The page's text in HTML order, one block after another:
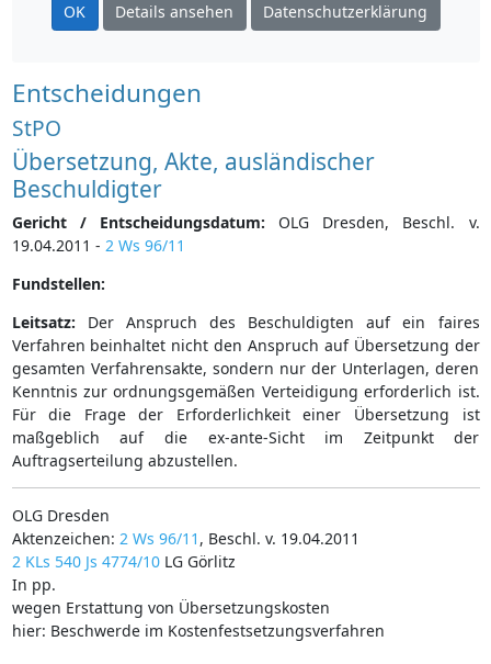
OK Details ansehen Datenschutzerklärung
Entscheidungen
StPO
Übersetzung, Akte, ausländischer
Beschuldigter
Gericht / Entscheidungsdatum: OLG Dresden, Beschl. v.
19.04.2011 - 2 Ws 96/11
Fundstellen:
Leitsatz: Der Anspruch des Beschuldigten auf ein faires
Verfahren beinhaltet nicht den Anspruch auf Übersetzung der
gesamten Verfahrensakte, sondern nur der Unterlagen, deren
Kenntnis zur ordnungsgemäßen Verteidigung erforderlich ist.
Für die Frage der Erforderlichkeit einer Übersetzung ist
maßgeblich auf die ex-ante-Sicht im Zeitpunkt der
Auftragserteilung abzustellen.
OLG Dresden
Aktenzeichen: 2 Ws 96/11 , Beschl. v. 19.04.2011
2 KLs 540 Js 4774/10LG Görlitz
In pp.
wegen Erstattung von Übersetzungskosten
hier: Beschwerde im Kostenfestsetzungsverfahren